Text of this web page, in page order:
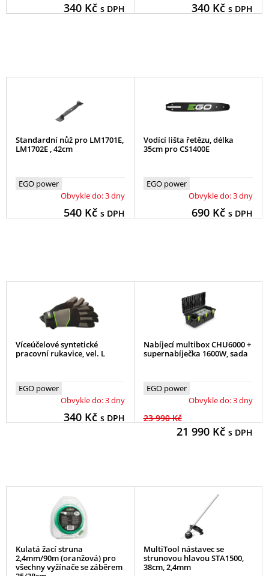
340Kč s DPH 340Kč s DPH
Standardní nůž pro LM1701E,
LM1702E , 42cm
EGO power
Obvykle do: 3 dny
540Kč s DPH
Vodící lišta řetězu, délka
35cm pro CS1400E
EGO power
Obvykle do: 3 dny
690Kč s DPH
Víceúčelové syntetické
pracovní rukavice, vel. L
EGO power
Obvykle do: 3 dny
340Kč s DPH
Nabíjecí multibox CHU6000 +
supernabíječka 1600W, sada
EGO power
Obvykle do: 3 dny
23 990 Kč
21 990Kč s DPH
Kulatá žací struna
2,4mm/90m (oranžová) pro
všechny vyžínače se záběrem
MultiTool nástavec se
strunovou hlavou STA1500,
38cm, 2,4mm